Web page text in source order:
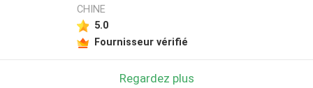
CHINE
5.0
Fournisseur vérifié
Regardez plus